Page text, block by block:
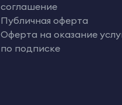
соглашение
Публичная оферта
Оферта на оказание
по подписке